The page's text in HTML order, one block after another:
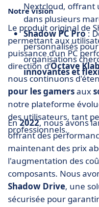
Nextcloud, offrant
dans plusieurs
Shadow PC Pro:
personnalisés
organisations
innovantes et
Notre vision
Le produit original de
permettant aux
puissance d’un PC
direction d’Octave
nous continuons
pour les gamersaux
notre plateforme
des utilisateurs, tant
professionnels.
En2022, nous avons
offrant des
maintenant des prix
l'augmentation des
composants. Nous
Shadow Drive, une
sécurisée pour